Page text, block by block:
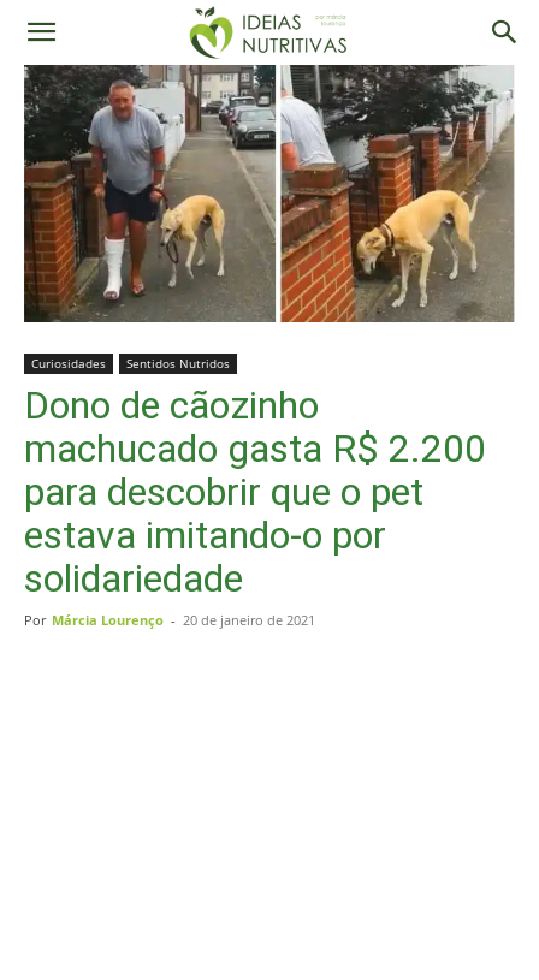
Curiosidades Sentidos Nutridos
Dono de cãozinho
machucado gasta R$ 2.200
para descobrir que o pet
estava imitando-o por
solidariedade
Por Márcia Lourenço - 20 de janeiro de 2021